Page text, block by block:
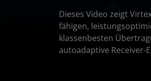
Dieses Video zeigt
fähigen,
klassenbesten
autoadaptive Receiver-